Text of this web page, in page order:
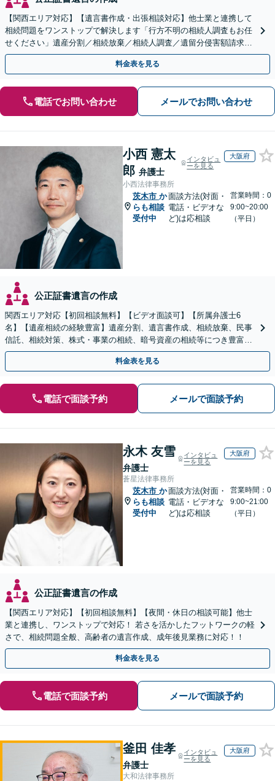
【関西エリア対応】【遺言書作成・出張相談対応】他士業と連携して
相続問題をワンストップで解決します「行方不明の相続人調査もお任
せください」遺産分割／相続放棄／相続人調査／遺留分侵害額請求／
登記など【休日・夜間面談可】【分割払い対応】
料金表を見る
電話でお問い合わせ メールでお問い合わせ
小西 憲太
郎 弁護士
インタビュ
ーを見る
大阪府
小西法律事務所
茨木市 か
らも相談
受付中
面談方法(対面・
電話・ビデオな
ど)は応相談
営業時間：0
9:00~20:00
（平日）
公正証書遺言の作成
関西エリア対応【初回相談無料】【ビデオ面談可】【所属弁護士6
名】【遺産相続の経験豊富】遺産分割、遺言書作成、相続放棄、民事
信託、相続対策、株式・事業の相続、暗号資産の相続等につき豊富な
対応実績。【バリアフリー】【完全個室対応】
料金表を見る
電話で面談予約 メールで面談予約
永木 友雪
弁護士
インタビュ
ーを見る
大阪府
蒼星法律事務所
茨木市 か
らも相談
受付中
面談方法(対面・
電話・ビデオな
ど)は応相談
営業時間：0
9:00~21:00
（平日）
公正証書遺言の作成
【関西エリア対応】【初回相談無料】【夜間・休日の相談可能】他士
業と連携し、ワンストップで対応！ 若さを活かしたフットワークの軽
さで、相続問題全般、高齢者の遺言作成、成年後見業務に対応！！
料金表を見る
電話で面談予約 メールで面談予約
釜田 佳孝
弁護士
インタビュ
ーを見る
大阪府
大和法律事務所